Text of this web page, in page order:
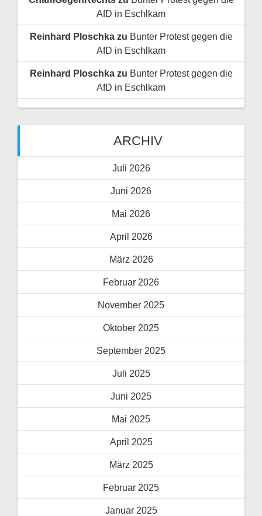
AfD in Eschlkam
Reinhard Ploschka zu Bunter Protest gegen die
AfD in Eschlkam
Reinhard Ploschka zu Bunter Protest gegen die
AfD in Eschlkam
ARCHIV
Juli 2026
Juni 2026
Mai 2026
April 2026
März 2026
Februar 2026
November 2025
Oktober 2025
September 2025
Juli 2025
Juni 2025
Mai 2025
April 2025
März 2025
Februar 2025
Januar 2025